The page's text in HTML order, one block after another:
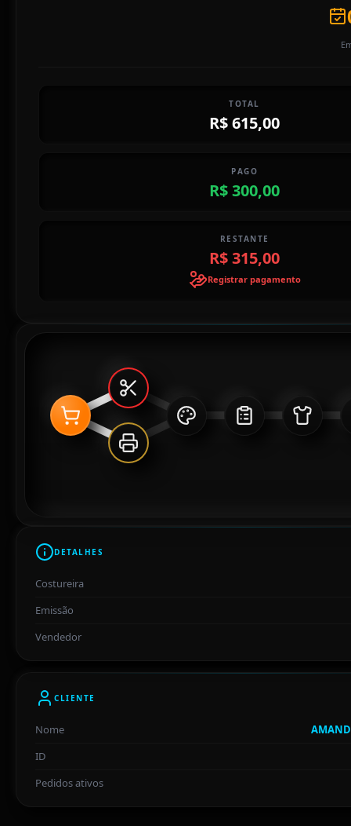
TOTAL
R$ 615,00
PAGO
R$ 300,00
RESTANTE
R$ 315,00
Registrar pagamento
DETALHES
Costureira
Emissão
Vendedor
CLIENTE
Nome
ID
Pedidos ativos